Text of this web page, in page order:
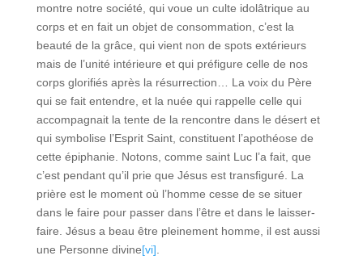
montre notre société, qui voue un culte idolâtrique au
corps et en fait un objet de consommation, c’est la
beauté de la grâce, qui vient non de spots extérieurs
mais de l’unité intérieure et qui préfigure celle de nos
corps glorifiés après la résurrection… La voix du Père
qui se fait entendre, et la nuée qui rappelle celle qui
accompagnait la tente de la rencontre dans le désert et
qui symbolise l’Esprit Saint, constituent l’apothéose de
cette épiphanie. Notons, comme saint Luc l’a fait, que
c’est pendant qu’il prie que Jésus est transfiguré. La
prière est le moment où l’homme cesse de se situer
dans le faire pour passer dans l’être et dans le laisser-
faire. Jésus a beau être pleinement homme, il est aussi
une Personne divine[vi]